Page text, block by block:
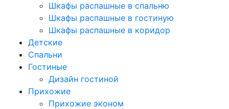
Шкафы распашные в спальню
Шкафы распашные в гостиную
Шкафы распашные в коридор
Детские
Спальни
Гостиные
Дизайн гостиной
Прихожие
Прихожие эконом